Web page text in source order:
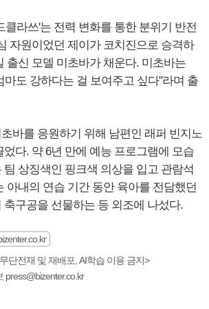
클라쓰'는 전력 변화를 통한 분위기 반전
자원이었던 제이가 코치진으로 승격하
출신 모델 미초바가 채운다. 미초바는
마도 강하다는 걸 보여주고 싶다"라며 출
바를 응원하기 위해 남편인 래퍼 빈지노
다. 약 6년 만에 예능 프로그램에 모습
팀 상징색인 핑크색 의상을 입고 관람석
아내의 연습 기간 동안 육아를 전담했던
축구공을 선물하는 등 외조에 나섰다.
단전재 및 재배포, AI학습 이용 금지>